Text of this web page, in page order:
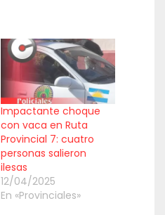
Impactante choque
con vaca en Ruta
Provincial 7: cuatro
personas salieron
ilesas
12/04/2025
En «Provinciales»